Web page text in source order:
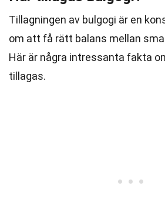
Tillagningen av bulgogi är en
om att få rätt balans mellan
Här är några intressanta fakta
tillagas.